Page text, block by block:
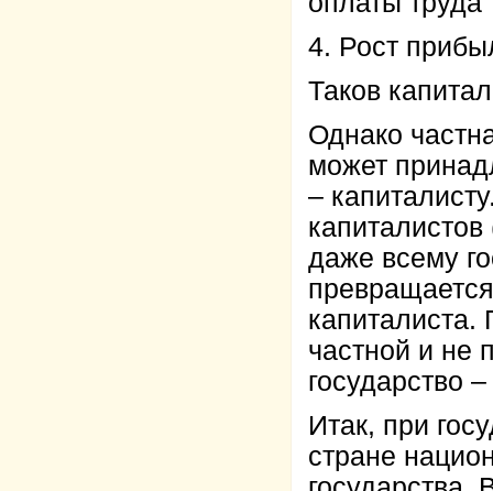
4. Рост
Таков
Однако
может
–
даже всему
капиталиста.
частной и не
государство
Итак, при
стране